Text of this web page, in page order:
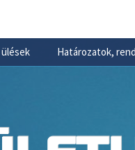
Határozatok,